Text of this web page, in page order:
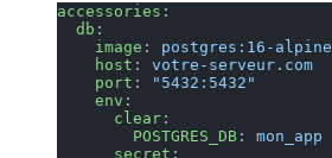
accessories :
  db
:
    image
: postgres:16-alpine
    host
: votre-serveur.com
    port
:
"5432:5432"
    env
:
      clear
:
        POSTGRES_DB
: mon_app
      secret
: